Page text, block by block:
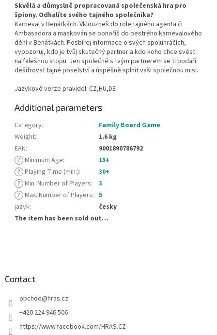
Skvělá a důmyslně propracovaná společenská hra pro
špiony. Odhalíte svého tajného společníka?
Karneval v Benátkách. Vklouzneš do role tajného agenta či
Ambasadora a maskován se ponoříš do pestrého karnevalového
dění v Benátkách. Posbírej informace o svých spoluhráčích,
vypozoruj, kdo je tvůj skutečný partner a kdo koho chce svést
na falešnou stopu. Jen společně s tvým partnerem se ti podaří
dešifrovat tajné poselství a úspěšně splnit vaši společnou misi.
Jazykové verze pravidel: CZ,HU,DE
Additional parameters
Category:
Family Board Game
Weight:
1.6 kg
EAN:
9001890786792
? Minimum Age:
13+
? Playing Time (min.):
30+
? Min. Number of Players:
3
? Max. Number of Players: 5
jazyk:
česky
The item has been sold out…
Contact
obchod@hras.cz
+420 224 946 506
https://www.facebook.com/HRAS.CZ